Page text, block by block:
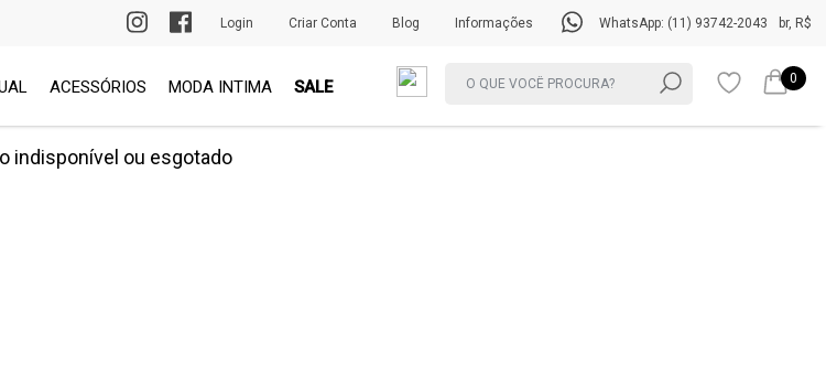
PRIMEIRA TROCA GRÁTIS br, R$
WhatsApp: (11) 93742-2043
Informações
Blog
Criar Conta
Login
ACESSÓRIOS MODA INTIMA SALE 0
indisponível ou esgotado